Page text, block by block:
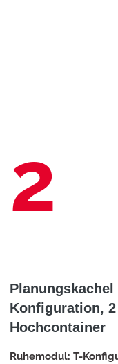
2
Konfiguration, 2
Hochcontainer
Ruhemodul: T-